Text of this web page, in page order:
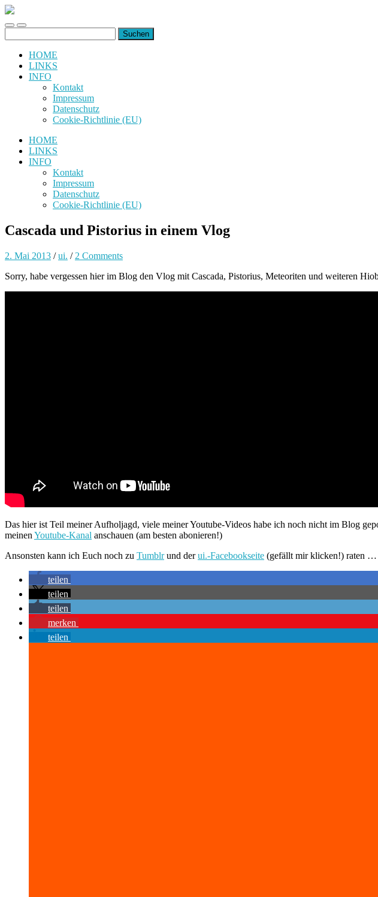
uiuiuiuiuiuiui.de
Toggle
mobile
Toggle
search
nach:
HOME
LINKS
INFO
Kontakt
Impressum
Datenschutz
Cookie-Richtlinie (EU)
HOME
LINKS
INFO
Kontakt
Impressum
Datenschutz
Cookie-Richtlinie (EU)
Cascada und Pistorius in einem Vlog
2. Mai 2013 /ui. / 2 Comments
Sorry, habe vergessen hier im Blog den Vlog mit Cascada, Pistorius, Meteoriten und weiteren
Das hier ist Teil meiner Aufholjagd, viele meiner Youtube-Videos habe ich noch nicht im Blog
meinen Youtube-Kanal anschauen (am besten abonieren!)
Ansonsten kann ich Euch noch zu Tumblrund derui.-Facebookseite (gefällt mir klicken!) raten …
teilen
teilen
teilen
merken
teilen